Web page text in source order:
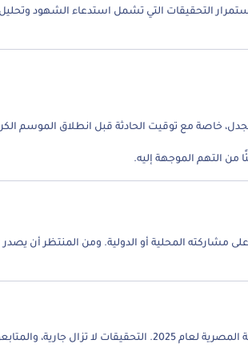
التحقيقات التي تشمل استدعاء الشهود وتحليل
خاصة مع توقيت الحادثة قبل انطلاق الموسم
من التهم الموجهة إليه.
مشاركته المحلية أو الدولية. ومن المنتظر أن يصدر
هي واحدة من أكثر الأحداث إثارة في الساحة الرياضية المصرية لعام 2025. التحقيقات لا